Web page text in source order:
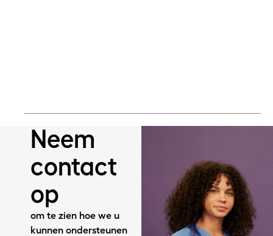
Neem
contact
op
om te zien hoe we u
kunnen ondersteunen